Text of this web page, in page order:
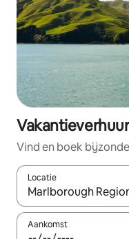
Vind en boek
Locatie
Wanneer er
Aankomst